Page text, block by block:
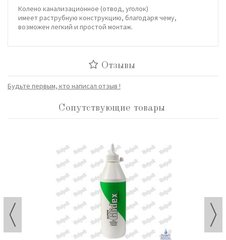
Колено канализационное (отвод, уголок)
имеет раструбную конструкцию, благодаря чему,
возможен легкий и простой монтаж.
Отзывы
Будьте первым, кто написал отзыв !
Сопутствующие товары